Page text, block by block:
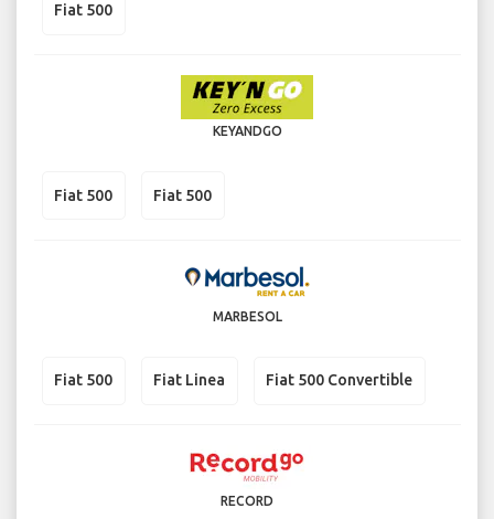
Fiat 500
KEYANDGO
Fiat 500 Fiat 500
MARBESOL
Fiat 500 Fiat Linea Fiat 500 Convertible
RECORD